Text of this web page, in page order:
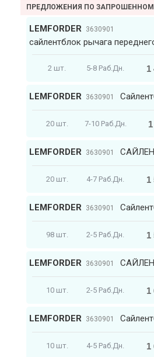
ПРЕДЛОЖЕНИЯ ПО
LEMFORDER 3630901
сайлентблок рычага
2 шт. 5-8 Раб.Дн. 1
LEMFORDER 3630901
20 шт. 7-10 Раб.Дн.
LEMFORDER 3630901
20 шт. 4-7 Раб.Дн. 1
LEMFORDER 3630901
98 шт. 2-5 Раб.Дн. 1
LEMFORDER 3630901
10 шт. 2-5 Раб.Дн. 1
LEMFORDER 3630901
10 шт. 4-5 Раб.Дн. 1